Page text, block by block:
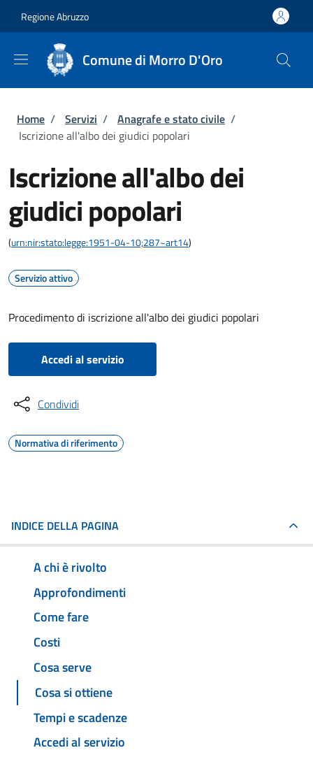
Regione Abruzzo
Comune di Morro D'Oro
Briciole di pane
Home / Servizi / Anagrafe e stato civile /
Iscrizione all'albo dei giudici popolari
Iscrizione all'albo dei
giudici popolari
(urn:nir:stato:legge:1951-04-10;287~art14)
Servizio attivo
Procedimento di iscrizione all'albo dei giudici popolari
Accedi al servizio
Condividi
Normativa di riferimento
INDICE DELLA PAGINA
A chi è rivolto
Approfondimenti
Come fare
Costi
Cosa serve
Cosa si ottiene
Tempi e scadenze
Accedi al servizio